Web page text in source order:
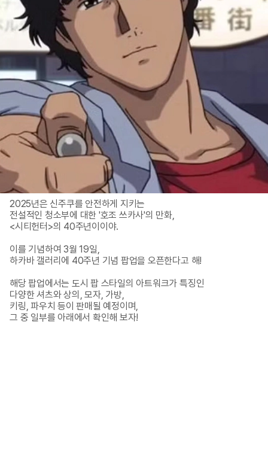
2025년은 신주쿠를 안전하게 지키는
전설적인 청소부에 대한 '호조 쓰카사'의 만화,
<시티헌터>의 40주년이이야.
이를 기념하여 3월 19일,
하카바 갤러리에 40주년 기념 팝업을 오픈한다고 해!
해당 팝업에서는 도시 팝 스타일의 아트워크가 특징인
다양한 셔츠와 상의, 모자, 가방,
키링, 파우치 등이 판매될 예정이며,
그 중 일부를 아래에서 확인해 보자!